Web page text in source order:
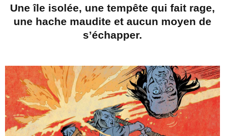
Une île isolée, une tempête qui fait rage,
une hache maudite et aucun moyen de
s’échapper.